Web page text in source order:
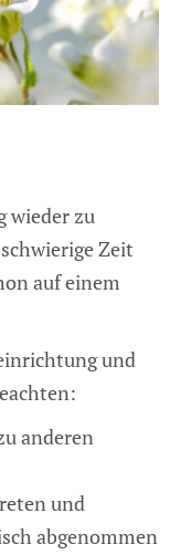
wieder zu
Zeit
auf einem
und
anderen
und
abgenommen